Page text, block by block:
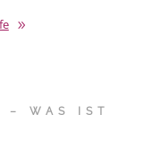
9
– WAS IST